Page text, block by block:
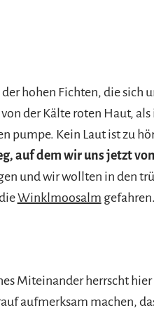
hohen Fichten, die sich
der Kälte roten Haut, als
pumpe. Kein Laut ist zu
auf dem wir uns jetzt
und wir wollten in den
Winklmoosalm gefahren.
Miteinander herrscht hier
aufmerksam machen,